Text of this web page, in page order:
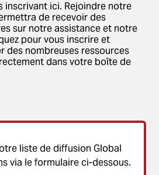
inscrivant ici. Rejoindre notre
de recevoir des
sur notre assistance et notre
pour vous inscrire et
des nombreuses ressources
dans votre boîte de
liste de diffusion Global
via le formulaire ci-dessous.